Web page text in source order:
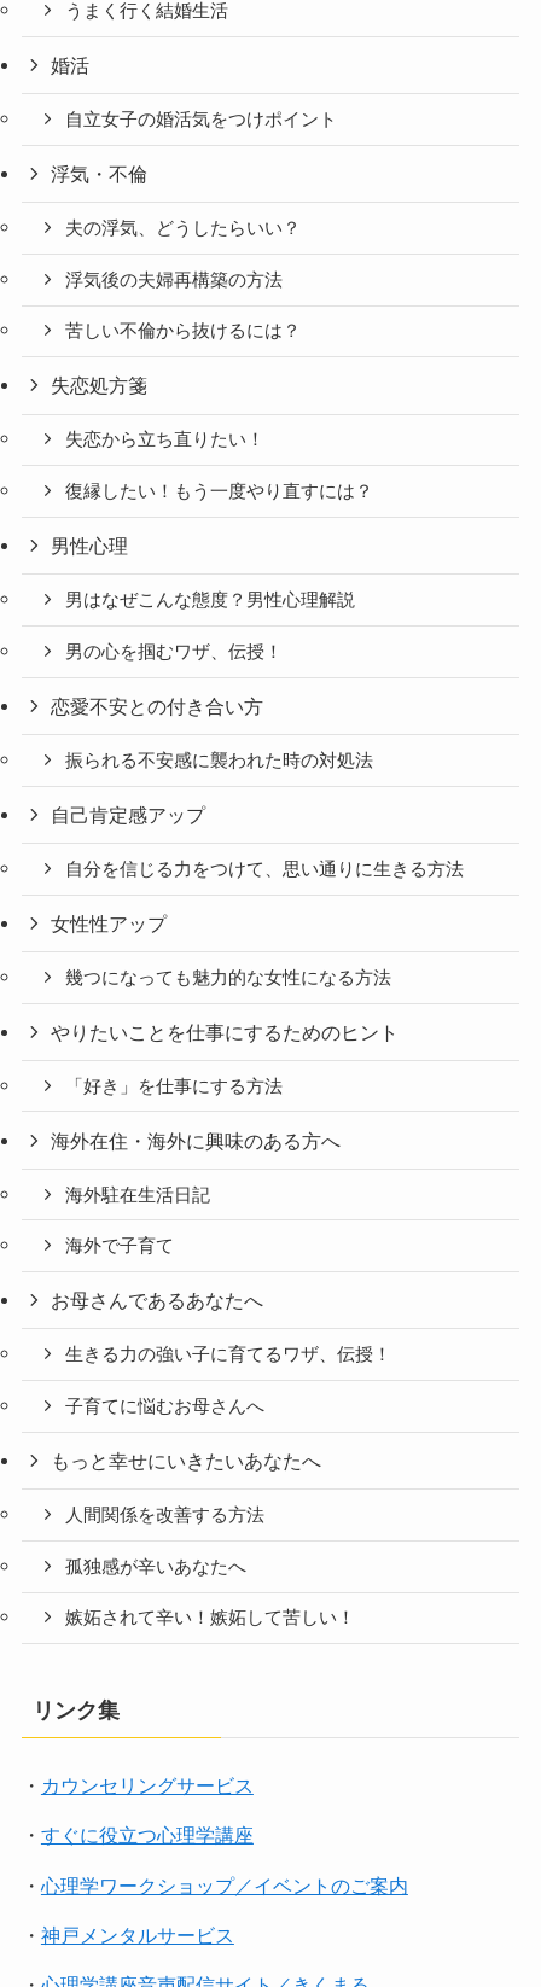
うまく行く結婚生活
婚活
自立女子の婚活気をつけポイント
浮気・不倫
夫の浮気、どうしたらいい？
浮気後の夫婦再構築の方法
苦しい不倫から抜けるには？
失恋処方箋
失恋から立ち直りたい！
復縁したい！もう一度やり直すには？
男性心理
男はなぜこんな態度？男性心理解説
男の心を掴むワザ、伝授！
恋愛不安との付き合い方
振られる不安感に襲われた時の対処法
自己肯定感アップ
自分を信じる力をつけて、思い通りに生きる方法
女性性アップ
幾つになっても魅力的な女性になる方法
やりたいことを仕事にするためのヒント
「好き」を仕事にする方法
海外在住・海外に興味のある方へ
海外駐在生活日記
海外で子育て
お母さんであるあなたへ
生きる力の強い子に育てるワザ、伝授！
子育てに悩むお母さんへ
もっと幸せにいきたいあなたへ
人間関係を改善する方法
孤独感が辛いあなたへ
嫉妬されて辛い！嫉妬して苦しい！
リンク集
・ カウンセリングサービス
・ すぐに役立つ心理学講座
・ 心理学ワークショップ／イベントのご案内
・ 神戸メンタルサービス